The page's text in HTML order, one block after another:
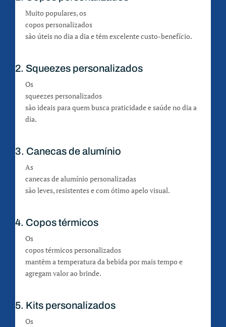
Muito populares, os
copos personalizados
são úteis no dia a dia e têm excelente custo-benefício.
2. Squeezes personalizados
Os
squeezes personalizados
são ideais para quem busca praticidade e saúde no dia a
dia.
3. Canecas de alumínio
As
canecas de alumínio personalizadas
são leves, resistentes e com ótimo apelo visual.
4. Copos térmicos
Os
copos térmicos personalizados
mantêm a temperatura da bebida por mais tempo e
agregam valor ao brinde.
5. Kits personalizados
Os